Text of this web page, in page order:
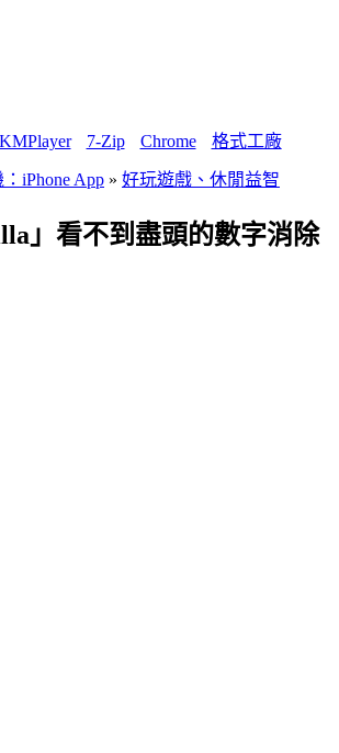
KMPlayer 7-Zip Chrome 格式工廠
iPhone App » 好玩遊戲、休閒益智
」看不到盡頭的數字消除